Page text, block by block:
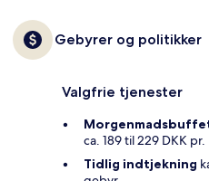
Gebyrer og politikker
Valgfrie tjenester
ca. 189 til 229 DKK
Tidlig indtjekning